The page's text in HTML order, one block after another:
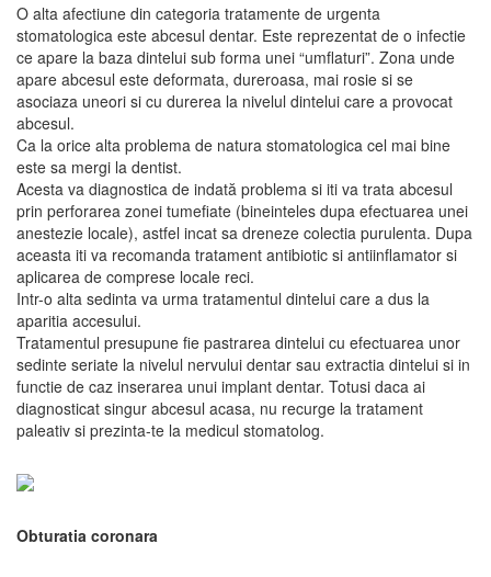
O alta afectiune din categoria tratamente de urgenta
stomatologica este abcesul dentar. Este reprezentat de o infectie
ce apare la baza dintelui sub forma unei “umflaturi”. Zona unde
apare abcesul este deformata, dureroasa, mai rosie si se
asociaza uneori si cu durerea la nivelul dintelui care a provocat
abcesul.
Ca la orice alta problema de natura stomatologica cel mai bine
este sa mergi la dentist.
Acesta va diagnostica de indată problema si iti va trata abcesul
prin perforarea zonei tumefiate (bineinteles dupa efectuarea unei
anestezie locale), astfel incat sa dreneze colectia purulenta. Dupa
aceasta iti va recomanda tratament antibiotic si antiinflamator si
aplicarea de comprese locale reci.
Intr-o alta sedinta va urma tratamentul dintelui care a dus la
aparitia accesului.
Tratamentul presupune fie pastrarea dintelui cu efectuarea unor
sedinte seriate la nivelul nervului dentar sau extractia dintelui si in
functie de caz inserarea unui implant dentar. Totusi daca ai
diagnosticat singur abcesul acasa, nu recurge la tratament
paleativ si prezinta-te la medicul stomatolog.
Obturatia coronara